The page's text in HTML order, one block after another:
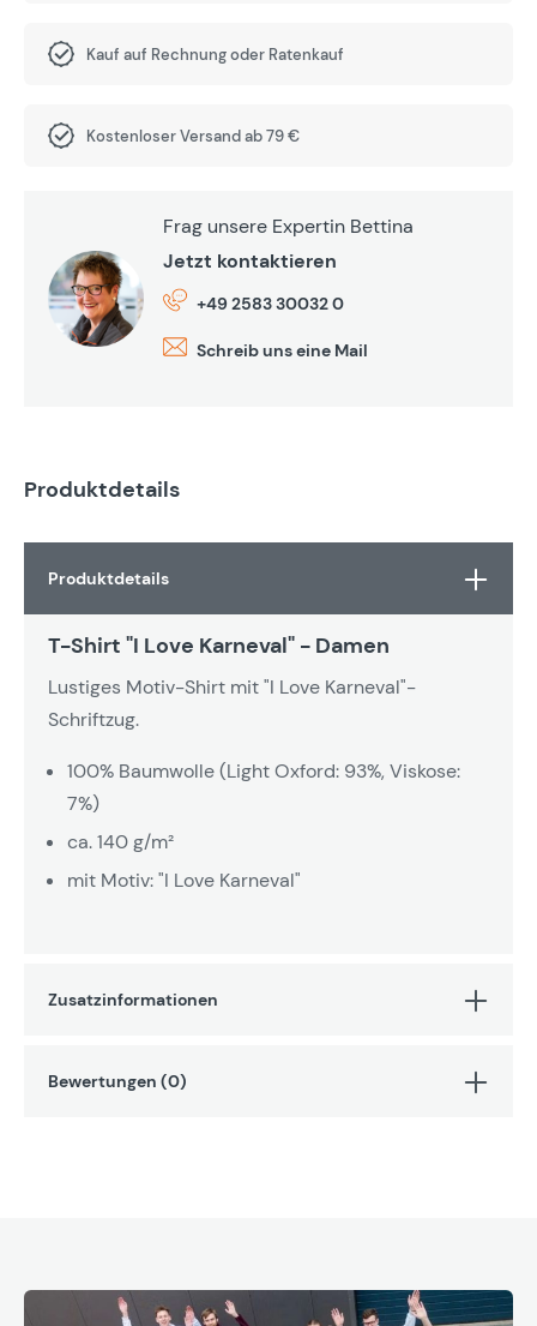
Kauf auf Rechnung oder Ratenkauf
Kostenloser Versand ab 79 €
Frag unsere Expertin Bettina
Jetzt kontaktieren
+49 2583 30032 0
Schreib uns eine Mail
Produktdetails
Produktdetails
T-Shirt "I Love Karneval" - Damen
Lustiges Motiv-Shirt mit "I Love Karneval"-
Schriftzug.
100% Baumwolle (Light Oxford: 93%, Viskose:
7%)
ca. 140 g/m²
mit Motiv: "I Love Karneval"
Zusatzinformationen
Bewertungen (0)